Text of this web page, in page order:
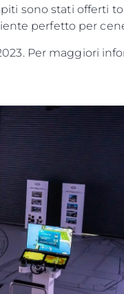
sono stati offerti
perfetto per
Per maggiori